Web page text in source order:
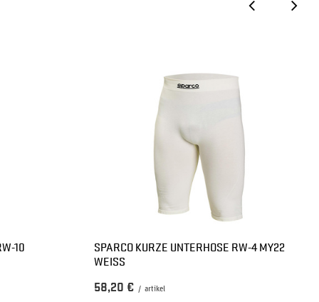
10
SPARCO KURZE UNTERHOSE RW-4 MY22
WEISS
58,20 € / artikel